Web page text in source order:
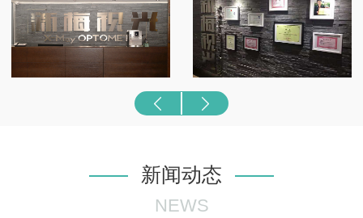
新闻动态
NEWS